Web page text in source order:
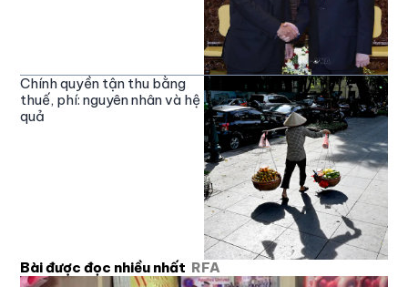
Chính quyền tận thu bằng
thuế, phí: nguyên nhân và hệ
quả
Bài được đọc nhiều nhất RFA